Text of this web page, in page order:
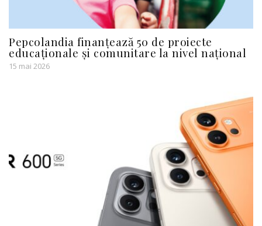
Pepcolandia finanțează 50 de proiecte
educaționale și comunitare la nivel național
15 mai 2026